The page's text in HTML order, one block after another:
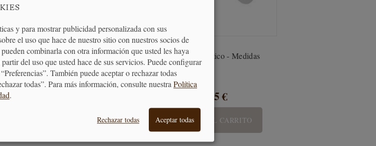
Pequeña Acodada Espátula Plástico - Medidas
4,05 €
AÑADIR AL CARRITO
y para mostrar publicidad personalizada con sus
el uso que hace de nuestro sitio con nuestros socios de
combinarla con otra información que usted les haya
del uso que usted hace de sus servicios. Puede configurar
También puede aceptar o rechazar todas
todas”. Para más información, consulte nuestraPolítica
.
Rechazar todas Aceptar todas